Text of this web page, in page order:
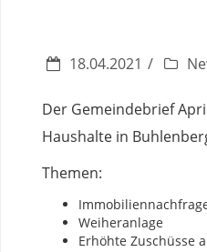
18.04.2021
Der Gemeindebrief
Haushalte in
Themen:
Weiheranlage
Erhöhte Zuschüsse